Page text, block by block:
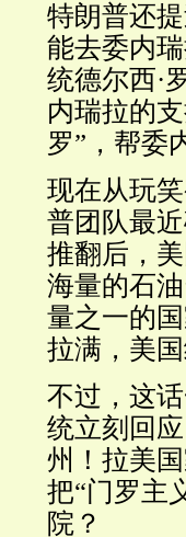
特朗普还
能去委内
统德尔西·
内瑞拉的
罗”，帮委
现在从玩
普团队最
推翻后，
海量的石
量之一的
拉满，美
不过，这
统立刻回
州！拉美
把“门罗主
院？